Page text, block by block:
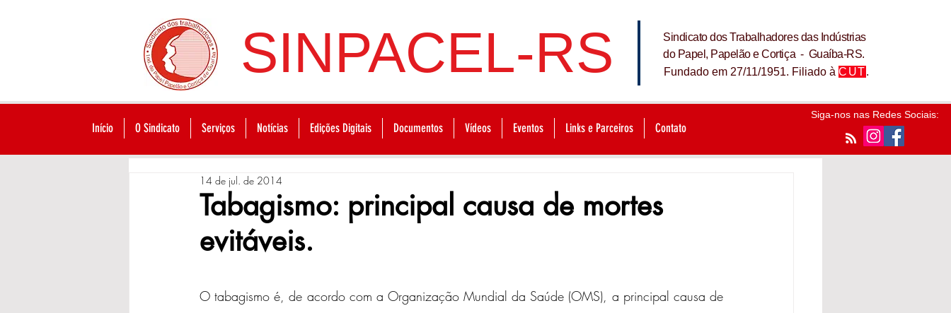
SINPACEL-RS
Sindicato dos Trabalhadores das Indústrias
do Papel, Papelão e Cortiça - Guaíba-RS.
Fundado em 27/11/1951. Filiado à CUT.
Início O Sindicato Serviços Notícias Edições Digitais Documentos Vídeos Eventos Links e Parceiros Contato
Siga-nos nas Redes Sociais:
Tabagismo: principal causa de mortes
evitáveis.
14 de jul. de 2014
O tabagismo é, de acordo com a Organização Mundial da Saúde (OMS), a principal causa de